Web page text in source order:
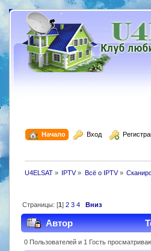
Начало Вход
U4ELSAT» IPTV» Всё о IPTV»
Страницы: [1] 2 3 4 Вниз
Автор
подключиться. (Прочитано
0 Пользователей и 1 Гость